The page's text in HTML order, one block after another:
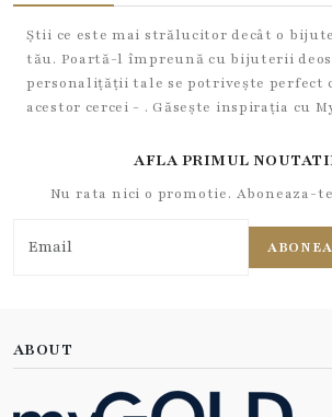
Știi ce este mai strălucitor decât o
tău. Poartă-l împreună cu bijuterii
personalițății tale se potrivește perfect
acestor cercei - . Găsește inspirația cu
AFLA PRIMUL
Nu rata nici o promotie. Aboneaza-
ABOUT